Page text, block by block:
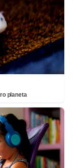
planeta